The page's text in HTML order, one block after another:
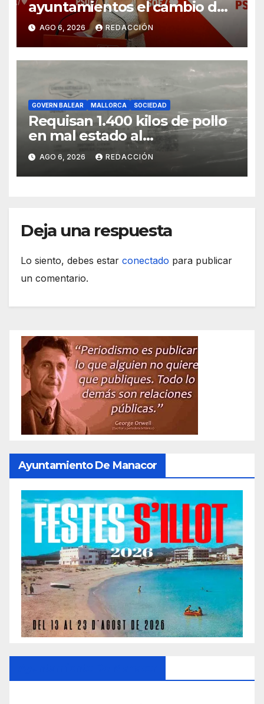
ayuntamientos el cambio de
modelo turístico y de vivienda
AGO 6, 2026 REDACCIÓN
GOVERN BALEAR MALLORCA SOCIEDAD
Requisan 1.400 kilos de pollo
en mal estado al
transportarse sin refrigerar
AGO 6, 2026 REDACCIÓN
Deja una respuesta
Lo siento, debes estar conectado para publicar
un comentario.
Ayuntamiento De Manacor